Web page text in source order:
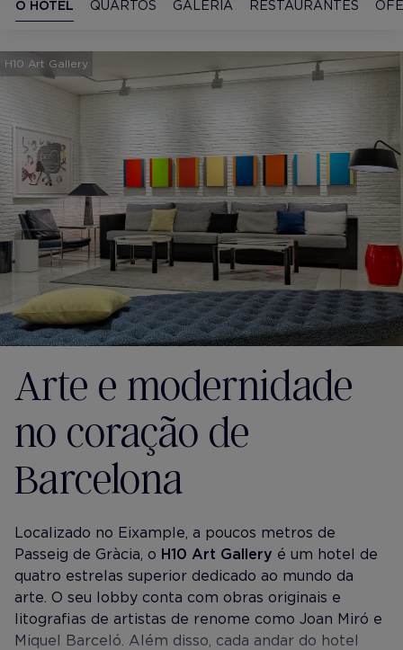
O HOTEL QUARTOS GALERIA RESTAURANTES
H10 Art Gallery
Arte e modernidade
no coração de
Barcelona
Localizado no Eixample, a poucos metros de
Passeig de Gràcia, o H10 Art Gallery é um hotel de
quatro estrelas superior dedicado ao mundo da
arte. O seu lobby conta com obras originais e
litografias de artistas de renome como Joan Miró e
Miquel Barceló. Além disso, cada andar do hotel